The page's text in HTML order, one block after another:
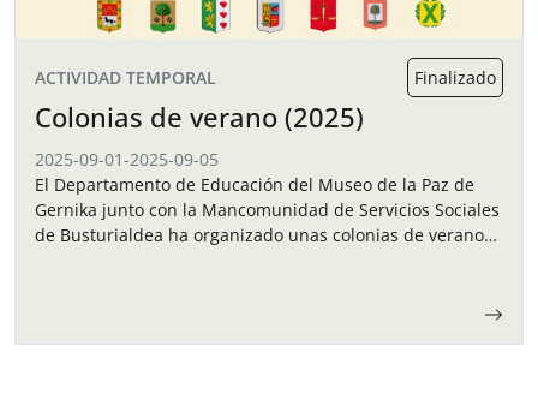
ACTIVIDAD TEMPORAL Finalizado
Colonias de verano (2025)
2025-09-01-2025-09-05
El Departamento de Educación del Museo de la Paz de
Gernika junto con la Mancomunidad de Servicios Sociales
de Busturialdea ha organizado unas colonias de verano